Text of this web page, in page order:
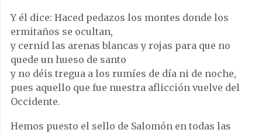
Y él dice: Haced pedazos los montes donde los
ermitaños se ocultan,
y cernid las arenas blancas y rojas para que no
quede un hueso de santo
y no déis tregua a los rumíes de día ni de noche,
pues aquello que fue nuestra aflicción vuelve del
Occidente.
Hemos puesto el sello de Salomón en todas las